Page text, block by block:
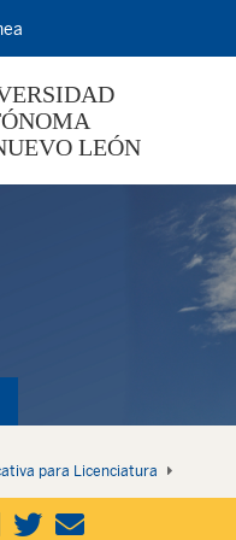
LEÓN
para Licenciatura